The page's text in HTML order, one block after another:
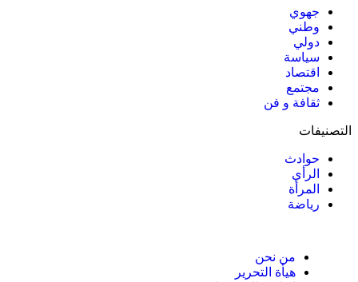
جهوي
وطني
دولي
سياسة
اقتصاد
مجتمع
ثقافة و فن
التصنيفات
حوادث
الرأي
المرأة
رياضة
من نحن
هيأة التحرير